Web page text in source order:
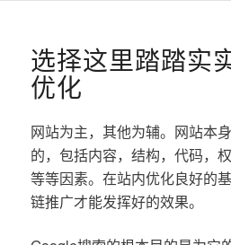
选择这里踏踏实
优化
网站为主，其他为辅。网站本
的，包括内容，结构，代码，
等等因素。在站内优化良好的
链推广才能发挥好的效果。